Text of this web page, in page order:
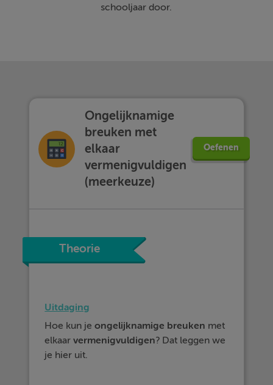
schooljaar door.
Ongelijknamige
breuken met
elkaar
vermenigvuldigen
(meerkeuze)
Oefenen
Theorie
Uitdaging
Hoe kun jeongelijknamige breuken met
elkaarvermenigvuldigen? Dat leggen we
je hier uit.